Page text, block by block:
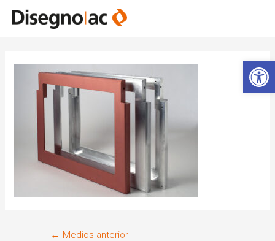
Abrir
← Medios anterior